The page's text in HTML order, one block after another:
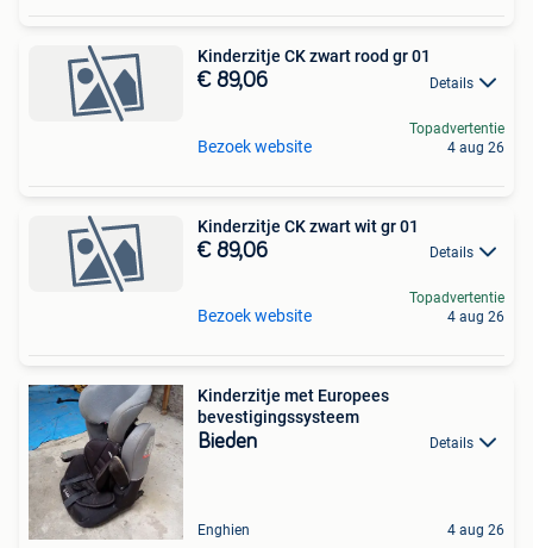
Kinderzitje CK zwart rood gr 01
€ 89,06 Details
Bezoek website
Topadvertentie
4 aug 26
Kinderzitje CK zwart wit gr 01
€ 89,06 Details
Bezoek website
Topadvertentie
4 aug 26
Kinderzitje met Europees
bevestigingssysteem
Bieden Details
Enghien 4 aug 26